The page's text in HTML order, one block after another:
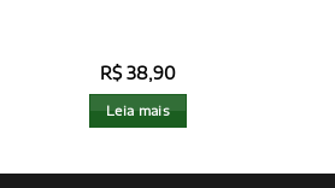
R$38,90
Leia mais